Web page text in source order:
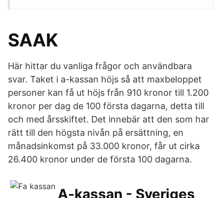
SAAK
Här hittar du vanliga frågor och användbara
svar. Taket i a-kassan höjs så att maxbeloppet
personer kan få ut höjs från 910 kronor till 1.200
kronor per dag de 100 första dagarna, detta till
och med årsskiftet. Det innebär att den som har
rätt till den högsta nivån på ersättning, en
månadsinkomst på 33.000 kronor, får ut cirka
26.400 kronor under de första 100 dagarna.
A-kassan - Sveriges